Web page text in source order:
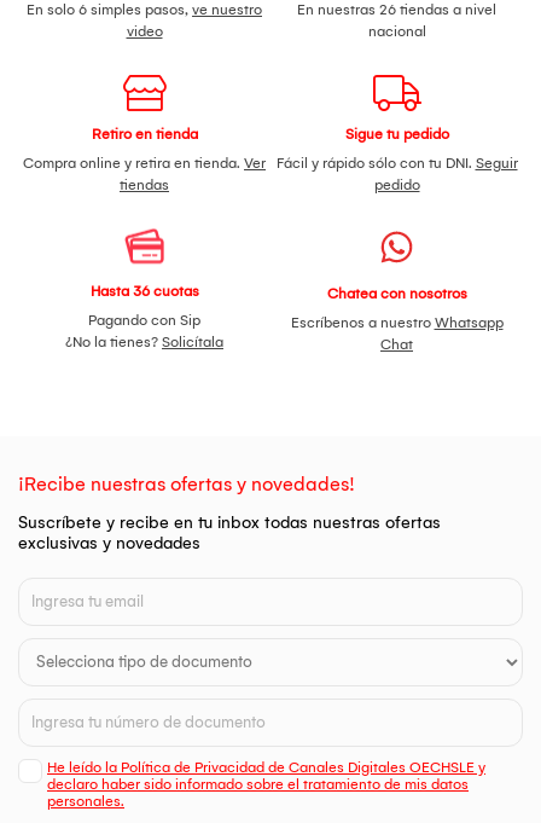
En solo 6 simples pasos, ve nuestro
video
En nuestras 26 tiendas a nivel
nacional
Retiro en tienda
Compra online y retira en tienda. Ver
tiendas
Sigue tu pedido
Fácil y rápido sólo con tu DNI. Seguir
pedido
Hasta 36 cuotas
Pagando con Sip
¿No la tienes? Solicítala
Chatea con nosotros
Escríbenos a nuestro Whatsapp
Chat
¡Recibe nuestras ofertas y novedades!
Suscríbete y recibe en tu inbox todas nuestras ofertas
exclusivas y novedades
He leído la Política de Privacidad de Canales Digitales OECHSLE y
declaro haber sido informado sobre el tratamiento de mis datos
personales.